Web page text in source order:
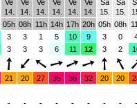
Ve
14.
Ve
14.
Ve
14.
Ve
14.
Ve
14.
Ve
14.
Sa
15.
Sa
15.
05h 08h 11h 14h 17h 20h 05h 08h
3 3 1 5 10 9 3 0
3 3 3 6 11 12 3 2
21 20 27 35 36 32 20 20
- - - - - - - - -